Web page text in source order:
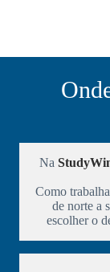
Na
Como
de norte a
escolher o